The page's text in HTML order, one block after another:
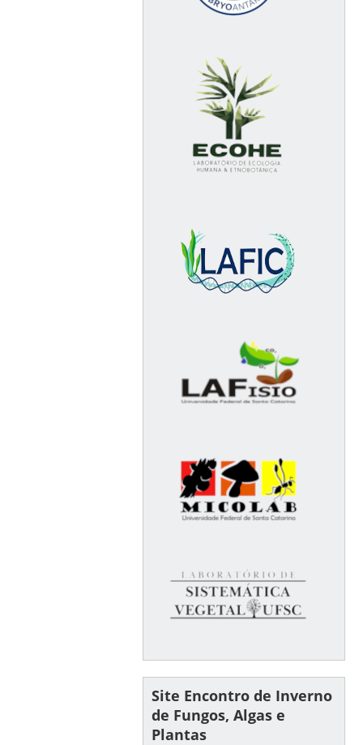
Site Encontro de Inverno
de Fungos, Algas e
Plantas